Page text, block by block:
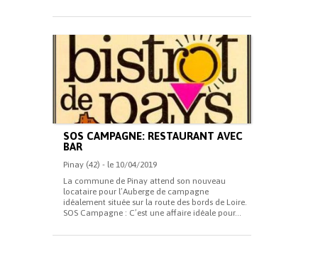
SOS CAMPAGNE: RESTAURANT AVEC
BAR
Pinay (42) - le 10/04/2019
La commune de Pinay attend son nouveau
locataire pour l’Auberge de campagne
idéalement située sur la route des bords de Loire.
SOS Campagne : C’est une affaire idéale pour...